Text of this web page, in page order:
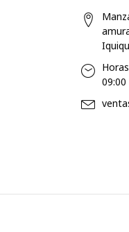
09:00